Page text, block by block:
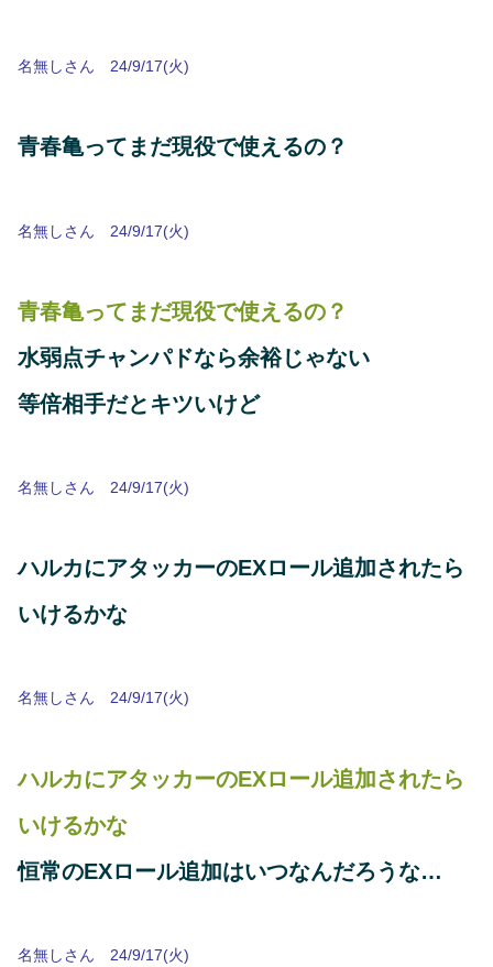
名無しさん 24/9/17(火)
青春亀ってまだ現役で使えるの？
名無しさん 24/9/17(火)
青春亀ってまだ現役で使えるの？
水弱点チャンパドなら余裕じゃない
等倍相手だとキツいけど
名無しさん 24/9/17(火)
ハルカにアタッカーのEXロール追加されたら
いけるかな
名無しさん 24/9/17(火)
ハルカにアタッカーのEXロール追加されたら
いけるかな
恒常のEXロール追加はいつなんだろうな…
名無しさん 24/9/17(火)